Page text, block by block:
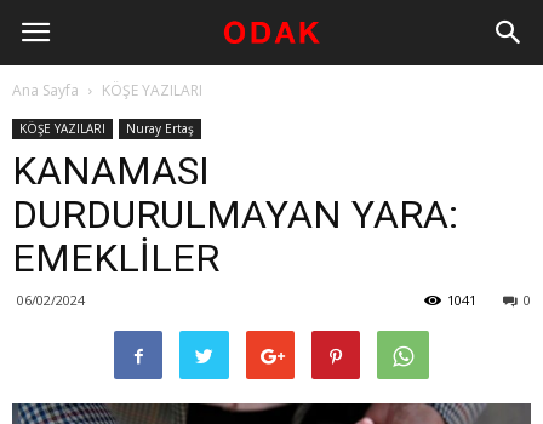
Ana Sayfa KÖŞE YAZILARI
KÖŞE YAZILARI Nuray Ertaş
KANAMASI
DURDURULMAYAN YARA:
EMEKLİLER
06/02/2024 0
1041